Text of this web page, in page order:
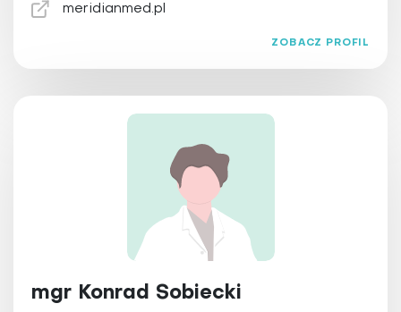
meridianmed.pl
ZOBACZ PROFIL
mgr Konrad Sobiecki